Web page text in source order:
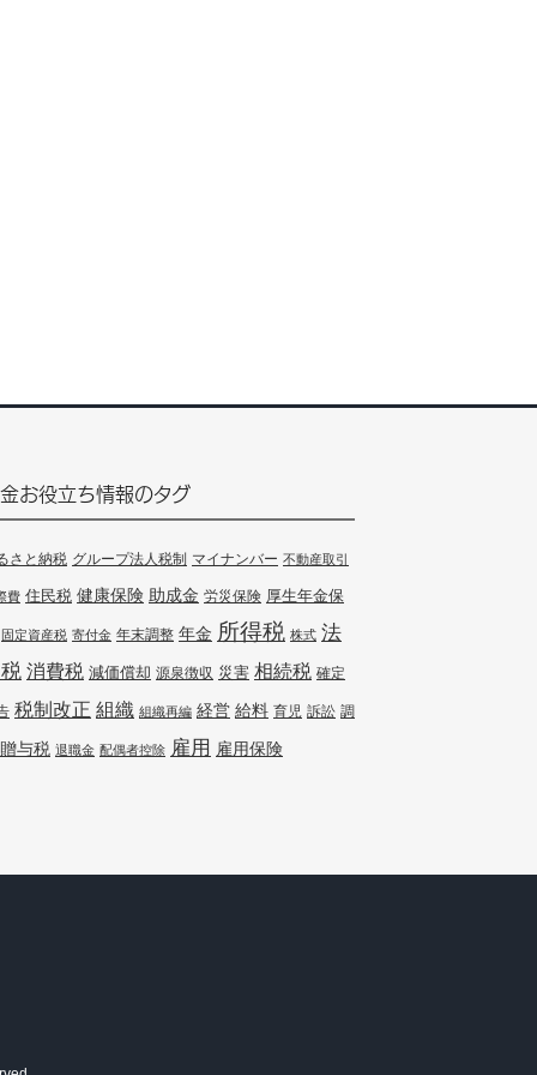
お役立ち情報のタグ
さと納税 グループ法人税制 マイナンバー 不動産取引
費 住民税 健康保険 助成金 労災保険 厚生年金保
固定資産税 寄付金 年末調整 年金 所得税 株式 法
消費税 減価償却 源泉徴収 災害 相続税 確定
税制改正 組織 組織再編 経営 給料 育児 訴訟 調
贈与税 退職金 配偶者控除 雇用 雇用保険